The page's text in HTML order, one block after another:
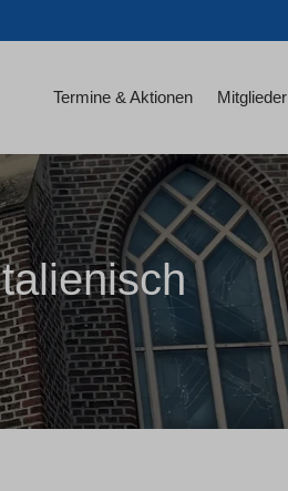
Termine & Aktionen Mitglieder